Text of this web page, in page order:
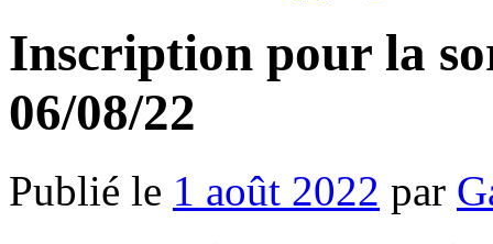
Inscription pour la
06/08/22
Publié le 1 août 2022 par